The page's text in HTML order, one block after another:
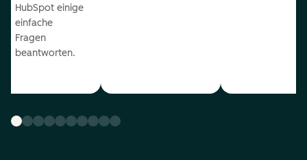
HubSpot einige
einfache
Fragen
beantworten.